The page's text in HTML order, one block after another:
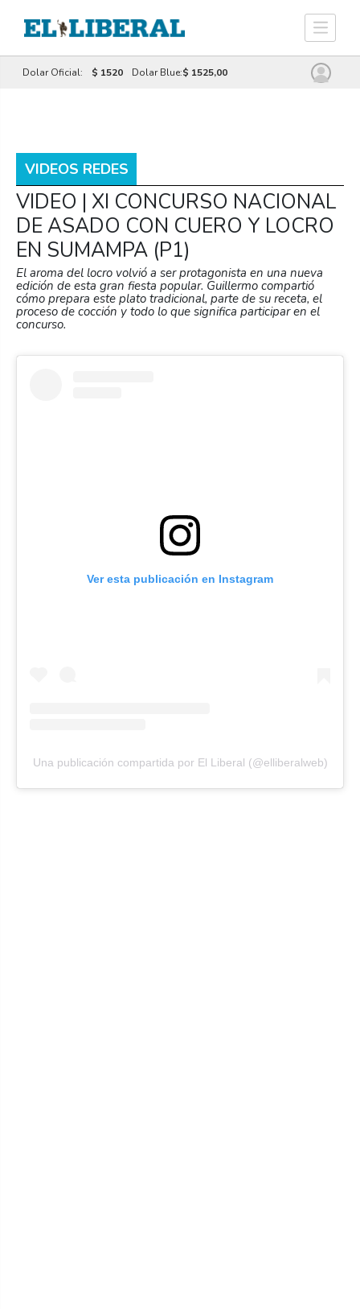
Dolar Oficial: $ 1520 Dolar Blue:$ 1525,00
VIDEOS REDES
VIDEO | XI CONCURSO NACIONAL
DE ASADO CON CUERO Y LOCRO
EN SUMAMPA (P1)
El aroma del locro volvió a ser protagonista en una nueva
edición de esta gran fiesta popular. Guillermo compartió
cómo prepara este plato tradicional, parte de su receta, el
proceso de cocción y todo lo que significa participar en el
concurso.
Ver esta publicación en Instagram
Una publicación compartida por El Liberal (@elliberalweb)